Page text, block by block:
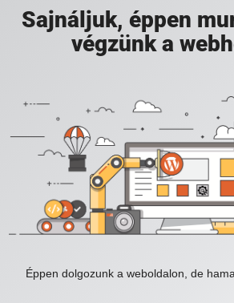
Sajnáljuk, éppen
végzünk a
Éppen dolgozunk a weboldalon, de